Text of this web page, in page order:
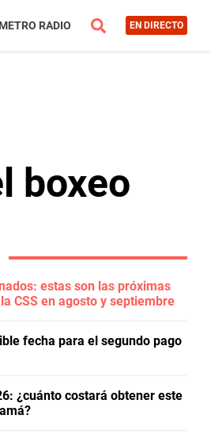
RADIO EN DIRECTO
boxeo
estas son las próximas
CSS en agosto y septiembre
fecha para el segundo pago
¿cuánto costará obtener este